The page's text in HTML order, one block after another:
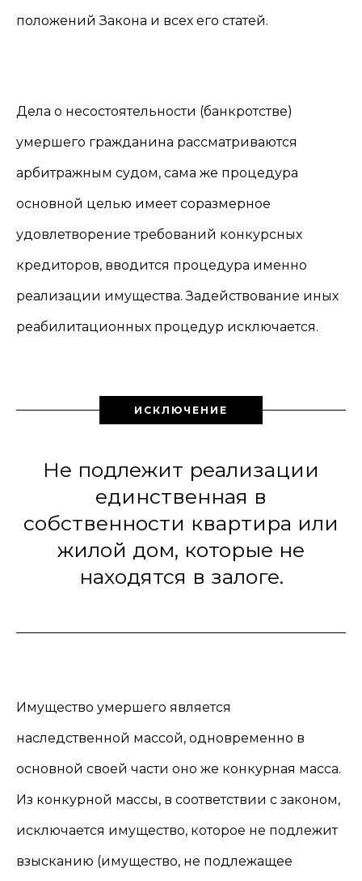
положений Закона и всех его статей.
Дела о несостоятельности (банкротстве)
умершего гражданина рассматриваются
арбитражным судом, сама же процедура
основной целью имеет соразмерное
удовлетворение требований конкурсных
кредиторов, вводится процедура именно
реализации имущества. Задействование иных
реабилитационных процедур исключается.
ИСКЛЮЧЕНИЕ
Не подлежит реализации
единственная в
собственности квартира или
жилой дом, которые не
находятся в залоге.
Имущество умершего является
наследственной массой, одновременно в
основной своей части оно же конкурная масса.
Из конкурной массы, в соответствии с законом,
исключается имущество, которое не подлежит
взысканию (имущество, не подлежащее